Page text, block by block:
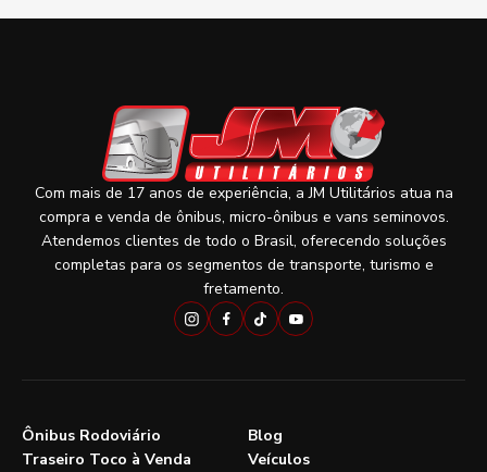
Com mais de 17 anos de experiência, a JM Utilitários atua na
compra e venda de ônibus, micro-ônibus e vans seminovos.
Atendemos clientes de todo o Brasil, oferecendo soluções
completas para os segmentos de transporte, turismo e
fretamento.
Ônibus Rodoviário
Traseiro Toco à Venda
Blog
Veículos